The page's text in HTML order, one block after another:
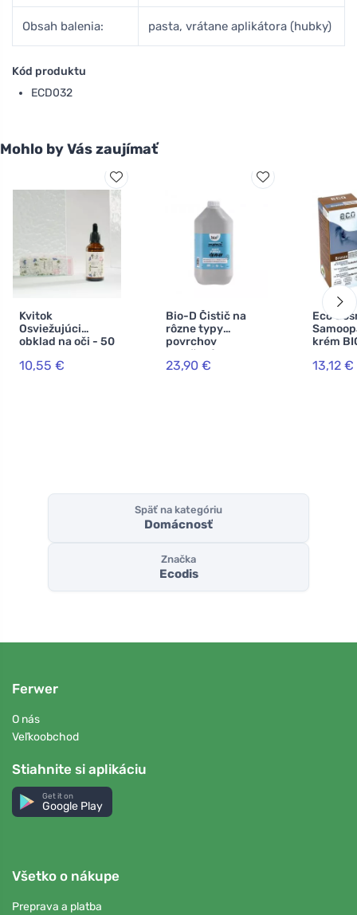
Obsah balenia: pasta, vrátane aplikátora (hubky)
Kód produktu
ECD032
Mohlo by Vás zaujímať
Kvitok
Osviežujúci
obklad na oči - 50
10,55 €
Bio-D Čistič na
rôzne typy
povrchov
oranžový -
kanister (5 l)
23,90 €
Eco
krém
13,12 €
Späť na kategóriu
Domácnosť
Značka
Ecodis
Ferwer
O nás
Veľkoobchod
Stiahnite si aplikáciu
Get it on
Google Play
Všetko o nákupe
Preprava a platba